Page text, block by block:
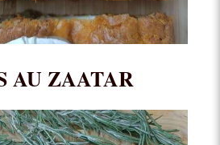
AU ZAATAR